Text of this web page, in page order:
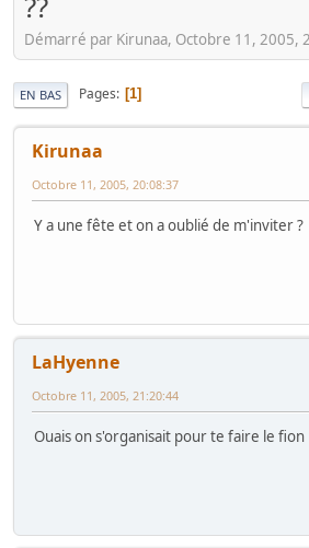
Démarré par Kirunaa, Octobre 11, 2005,
EN BAS Pages 1
Kirunaa
Octobre 11, 2005, 20:08:37
Y a une fête et on a oublié de m'inviter ?
LaHyenne
Octobre 11, 2005, 21:20:44
Ouais on s'organisait pour te faire le fion